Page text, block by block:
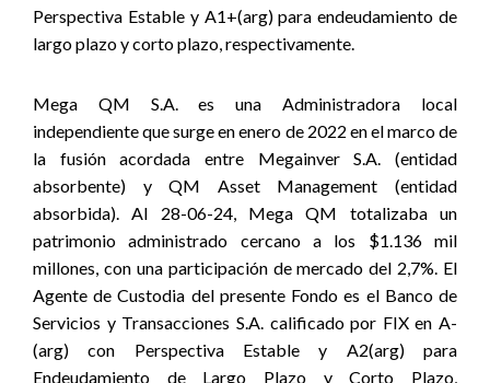
Perspectiva Estable y A1+(arg) para endeudamiento de
largo plazo y corto plazo, respectivamente.
Mega QM S.A. es una Administradora local
independiente que surge en enero de 2022 en el marco de
la fusión acordada entre Megainver S.A. (entidad
absorbente) y QM Asset Management (entidad
absorbida). Al 28-06-24, Mega QM totalizaba un
patrimonio administrado cercano a los $1.136 mil
millones, con una participación de mercado del 2,7%. El
Agente de Custodia del presente Fondo es el Banco de
Servicios y Transacciones S.A. calificado por FIX en A-
(arg) con Perspectiva Estable y A2(arg) para
Endeudamiento de Largo Plazo y Corto Plazo,